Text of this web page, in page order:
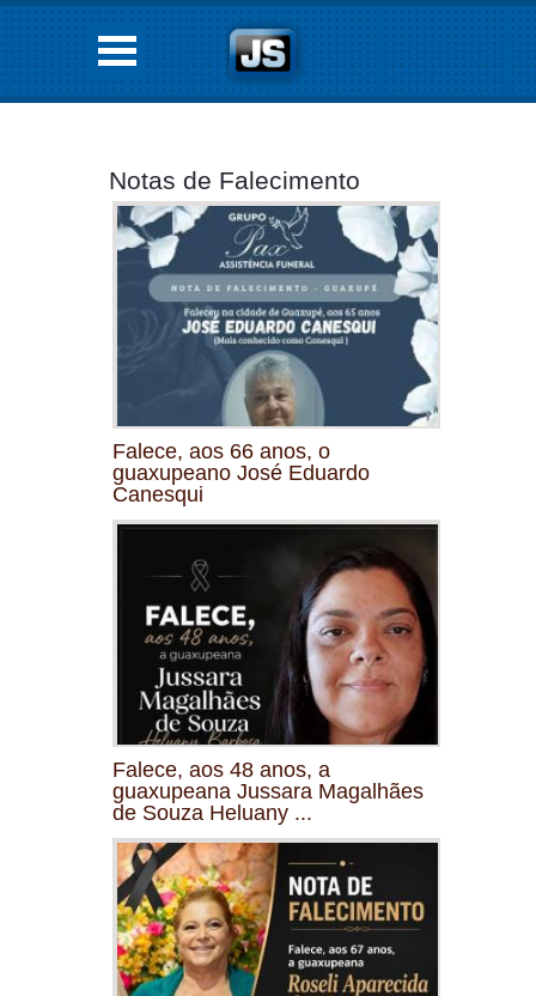
Notas de Falecimento
Falece, aos 66 anos, o
guaxupeano José Eduardo
Canesqui
Falece, aos 48 anos, a
guaxupeana Jussara Magalhães
de Souza Heluany ...